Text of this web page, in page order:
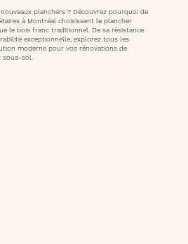
planchers ? Découvrez pourquoi de
à Montréal choisissent le plancher
le bois franc traditionnel. De sa résistance
exceptionnelle, explorez tous les
moderne pour vos rénovations de
sous-sol.